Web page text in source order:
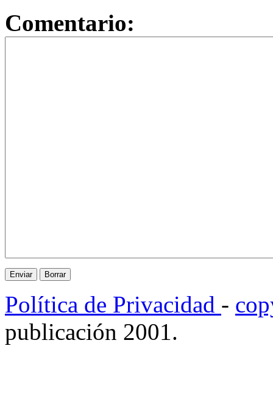
Comentario:
Política de Privacidad -
publicación 2001.